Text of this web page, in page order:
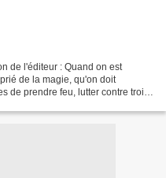
de l'éditeur : Quand on est
de la magie, qu'on doit
de prendre feu, lutter contre trois